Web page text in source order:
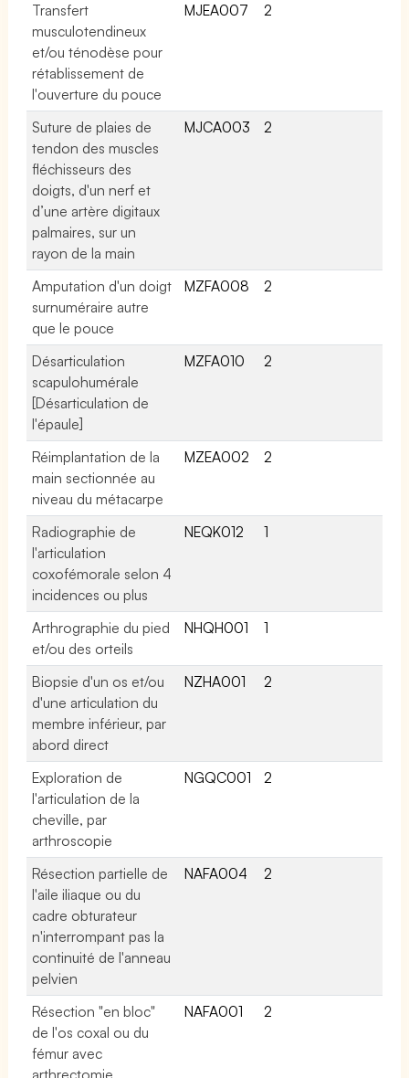
Transfert
musculotendineux
et/ou ténodèse pour
rétablissement de
l'ouverture du pouce
MJEA007 2
Suture de plaies de
tendon des muscles
fléchisseurs des
doigts, d'un nerf et
d’une artère digitaux
palmaires, sur un
rayon de la main
MJCA003 2
Amputation d'un doigt
surnuméraire autre
que le pouce
MZFA008 2
Désarticulation
scapulohumérale
[Désarticulation de
l'épaule]
MZFA010 2
Réimplantation de la
main sectionnée au
niveau du métacarpe
MZEA002 2
Radiographie de
l'articulation
coxofémorale selon 4
incidences ou plus
NEQK012 1
Arthrographie du pied
et/ou des orteils
NHQH001 1
Biopsie d'un os et/ou
d'une articulation du
membre inférieur, par
abord direct
NZHA001 2
Exploration de
l'articulation de la
cheville, par
arthroscopie
NGQC001 2
Résection partielle de
l'aile iliaque ou du
cadre obturateur
n'interrompant pas la
continuité de l'anneau
pelvien
NAFA004 2
Résection "en bloc"
de l'os coxal ou du
fémur avec
arthrectomie
NAFA001 2